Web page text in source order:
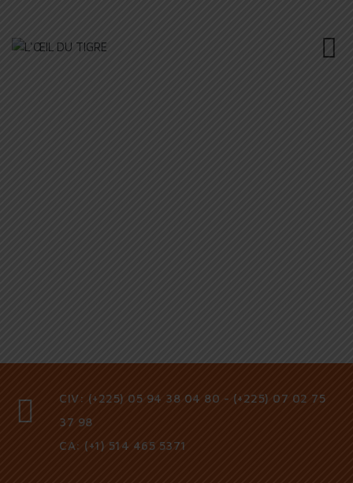
CIV: (+225) 05 94 38 04 80 - (+225) 07 02 75
37 98
CA: (+1) 514 465 5371